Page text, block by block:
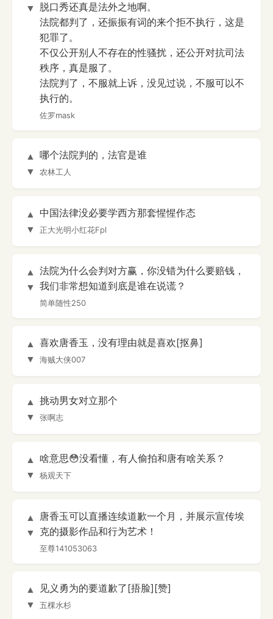
▼
脱口秀还真是法外之地啊。
法院都判了，还振振有词的来个拒不执行，这是
犯罪了。
不仅公开别人不存在的性骚扰，还公开对抗司法
秩序，真是服了。
法院判了，不服就上诉，没见过说，不服可以不
执行的。
佐罗mask
▲
▼
哪个法院判的，法官是谁
农林工人
▲
▼
中国法律没必要学西方那套惺惺作态
正大光明小红花Fpl
▲
▼
法院为什么会判对方赢，你没错为什么要赔钱，
我们非常想知道到底是谁在说谎？
简单随性250
▲
▼
喜欢唐香玉，没有理由就是喜欢[抠鼻]
海贼大侠007
▲
▼
挑动男女对立那个
张啊志
▲
▼
啥意思😳没看懂，有人偷拍和唐有啥关系？
杨观天下
▲
▼
唐香玉可以直播连续道歉一个月，并展示宣传埃
克的摄影作品和行为艺术！
至尊141053063
▲
▼
见义勇为的要道歉了[捂脸][赞]
五棵水杉